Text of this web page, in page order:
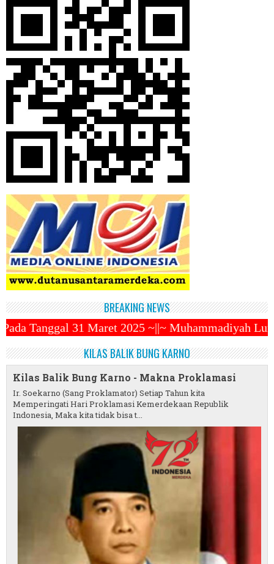
BREAKING NEWS
2025 ~||~ Muhammadiyah Luncurkan Ojek
KILAS BALIK BUNG KARNO
Kilas Balik Bung Karno - Makna Proklamasi
Ir. Soekarno (Sang Proklamator) Setiap Tahun kita
Memperingati Hari Proklamasi Kemerdekaan Republik
Indonesia, Maka kita tidak bisa t...